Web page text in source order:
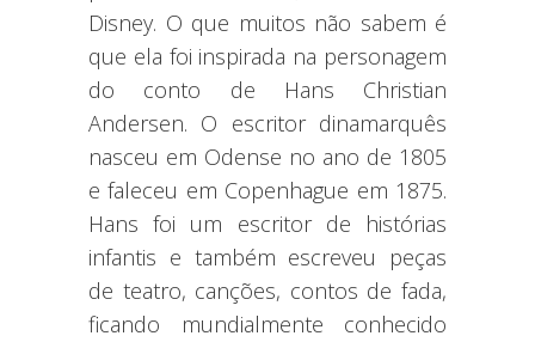
Disney. O que muitos não sabem é
que ela foi inspirada na personagem
do conto de Hans Christian
Andersen. O escritor dinamarquês
nasceu em Odense no ano de 1805
e faleceu em Copenhague em 1875.
Hans foi um escritor de histórias
infantis e também escreveu peças
de teatro, canções, contos de fada,
ficando mundialmente conhecido